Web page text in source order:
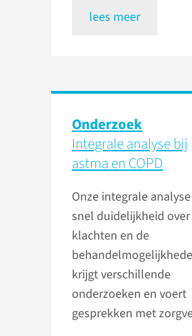
lees meer
Onderzoek
Integrale analyse bij
astma en COPD
Onze integrale
snel duidelijkheid
klachten en de
krijgt verschillende
onderzoeken en voert
gesprekken met